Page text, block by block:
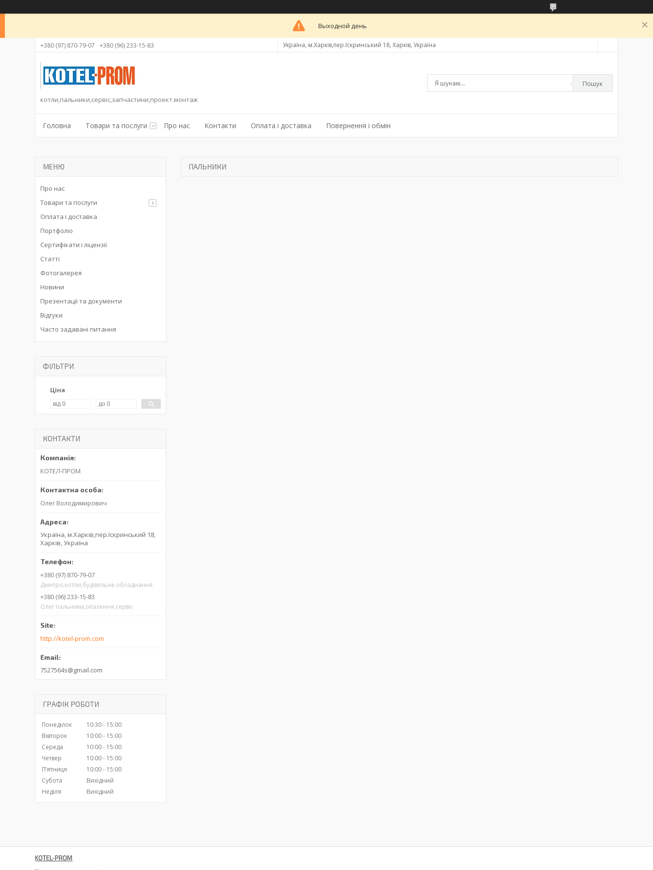
Выходной день
+380 (97) 870-79-07 +380 (96) 233-15-83 Україна, м.Харків,пер.Іскринський 18, Харків, Україна
котли,пальники,сервіс,запчастини,проект.монтаж
Пошук
Головна Товари та послуги Про нас Контакти Оплата і доставка Повернення і обмін
ПАЛЬНИКИ
Про нас
Товари та послуги
Оплата і доставка
Портфоліо
Сертифікати і ліцензії
Статті
Фотогалерея
Новини
Презентації та документи
Відгуки
Часто задавані питання
ФІЛЬТРИ
Ціна
КОНТАКТИ
КОТЕЛ-ПРОМ
Олег Володимирович
Україна, м.Харків,пер.Іскринський 18,
Харків, Україна
+380 (97) 870-79-07
Дмитро,котли,будівельне обладнання
+380 (96) 233-15-83
Олег пальники,опалення,сервіс
http://kotel-prom.com
7527564s@gmail.com
ГРАФІК РОБОТИ
Понеділок 10:30
15:00
Вівторок
10:00
15:00
Середа
10:00
15:00
Четвер
10:00
15:00
Пʼятниця
10:00
15:00
Субота
Вихідний
Неділя
Вихідний
KOTEL-PROM